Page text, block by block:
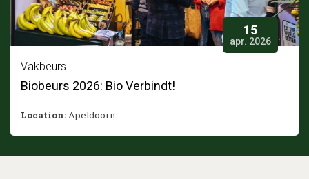
15
apr. 2026
Vakbeurs
Biobeurs 2026: Bio Verbindt!
Location:Apeldoorn